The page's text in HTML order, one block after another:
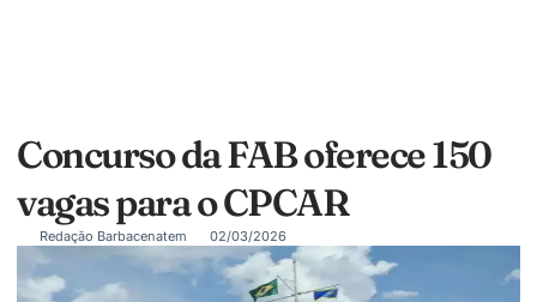
Concurso da FAB oferece 150
vagas para o CPCAR
Redação Barbacenatem 02/03/2026